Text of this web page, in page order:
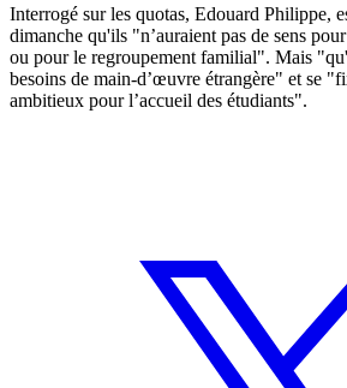
Interrogé sur les quotas, Edouard Philippe,
dimanche qu'ils "n’auraient pas de sens
ou pour le regroupement familial". Mais
besoins de main-d’œuvre étrangère" et se
ambitieux pour l’accueil des étudiants".